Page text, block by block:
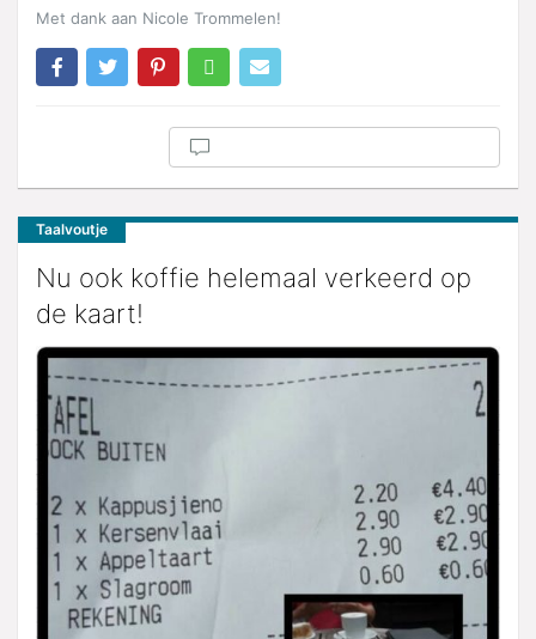
Met dank aan Nicole Trommelen!
Taalvoutje
Nu ook koffie helemaal verkeerd op
de kaart!